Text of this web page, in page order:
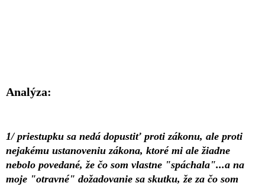
Analýza:
1/ priestupku sa nedá dopustiť proti zákonu, ale proti
nejakému ustanoveniu zákona, ktoré mi ale žiadne
nebolo povedané, že čo som vlastne "spáchala"...a na
moje "otravné" dožadovanie sa skutku, že za čo som